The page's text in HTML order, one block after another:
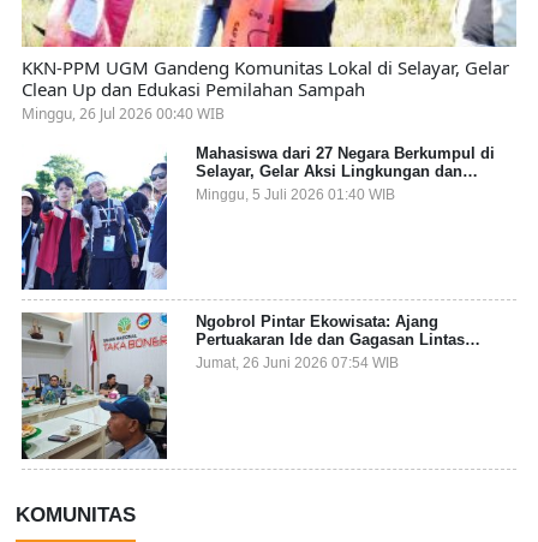
KKN-PPM UGM Gandeng Komunitas Lokal di Selayar, Gelar
Clean Up dan Edukasi Pemilahan Sampah
Minggu, 26 Jul 2026 00:40 WIB
Mahasiswa dari 27 Negara Berkumpul di
Selayar, Gelar Aksi Lingkungan dan
Dalami Kearifan Lokal Bumi Tanadoang
Minggu, 5 Juli 2026 01:40 WIB
Ngobrol Pintar Ekowisata: Ajang
Pertuakaran Ide dan Gagasan Lintas
Sektor
Jumat, 26 Juni 2026 07:54 WIB
KOMUNITAS